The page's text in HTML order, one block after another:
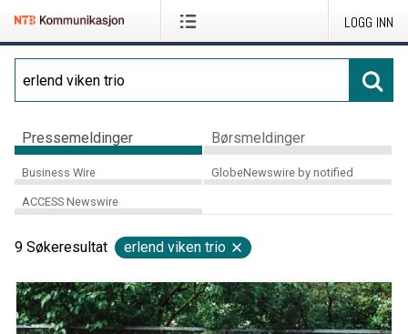
LOGG INN
Pressemeldinger Børsmeldinger
Business Wire GlobeNewswire by notified
ACCESS Newswire
9 Søkeresultat erlend viken trio